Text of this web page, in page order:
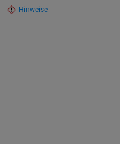
Hinweise